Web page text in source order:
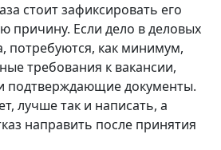
стоит зафиксировать его
причину. Если дело в деловых
потребуются, как минимум,
требования к вакансии,
подтверждающие документы.
лучше так и написать, а
направить после принятия